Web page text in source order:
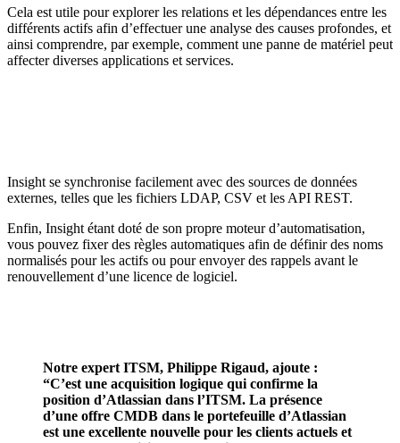
Cela est utile pour explorer les relations et les dépendances entre les
différents actifs afin d’effectuer une analyse des causes profondes, et
ainsi comprendre, par exemple, comment une panne de matériel peut
affecter diverses applications et services.
Insight se synchronise facilement avec des sources de données
externes, telles que les fichiers LDAP, CSV et les API REST.
Enfin, Insight étant doté de son propre moteur d’automatisation,
vous pouvez fixer des règles automatiques afin de définir des noms
normalisés pour les actifs ou pour envoyer des rappels avant le
renouvellement d’une licence de logiciel.
Notre expert ITSM, Philippe Rigaud, ajoute :
“C’est une acquisition logique qui confirme la
position d’Atlassian dans l’ITSM. La présence
d’une offre CMDB dans le portefeuille d’Atlassian
est une excellente nouvelle pour les clients actuels et